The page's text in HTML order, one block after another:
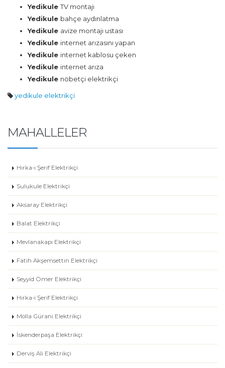
YedikuleTV montajı
Yedikule bahçe aydınlatma
Yedikule avize montajı ustası
Yedikule internet arızasını yapan
Yedikule internet kablosu çeken
Yedikule internet arıza
Yedikule nöbetçi elektrikçi
yedikule elektrikçi
MAHALLELER
Hırka-ı Şerif Elektrikçi
Sulukule Elektrikçi
Aksaray Elektrikçi
Balat Elektrikçi
Mevlanakapı Elektrikçi
Fatih Akşemsettin Elektrikçi
Seyyid Ömer Elektrikçi
Hırka-i Şerif Elektrikçi
Molla Gürani Elektrikçi
İskenderpaşa Elektrikçi
Derviş Ali Elektrikçi